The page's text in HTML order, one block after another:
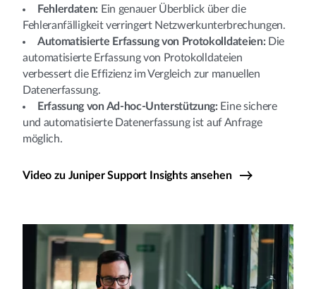
Fehlerdaten: Ein genauer Überblick über die
Fehleranfälligkeit verringert Netzwerkunterbrechungen.
Automatisierte Erfassung von Protokolldateien: Die
automatisierte Erfassung von Protokolldateien
verbessert die Effizienz im Vergleich zur manuellen
Datenerfassung.
Erfassung von Ad-hoc-Unterstützung: Eine sichere
und automatisierte Datenerfassung ist auf Anfrage
möglich.
Video zu Juniper Support Insights ansehen